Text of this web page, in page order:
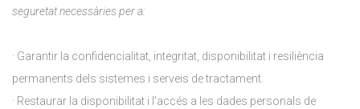
seguretat necessàries per a:
· Garantir la confidencialitat, integritat, disponibilitat i resiliència
permanents dels sistemes i serveis de tractament.
· Restaurar la disponibilitat i l'accés a les dades personals de